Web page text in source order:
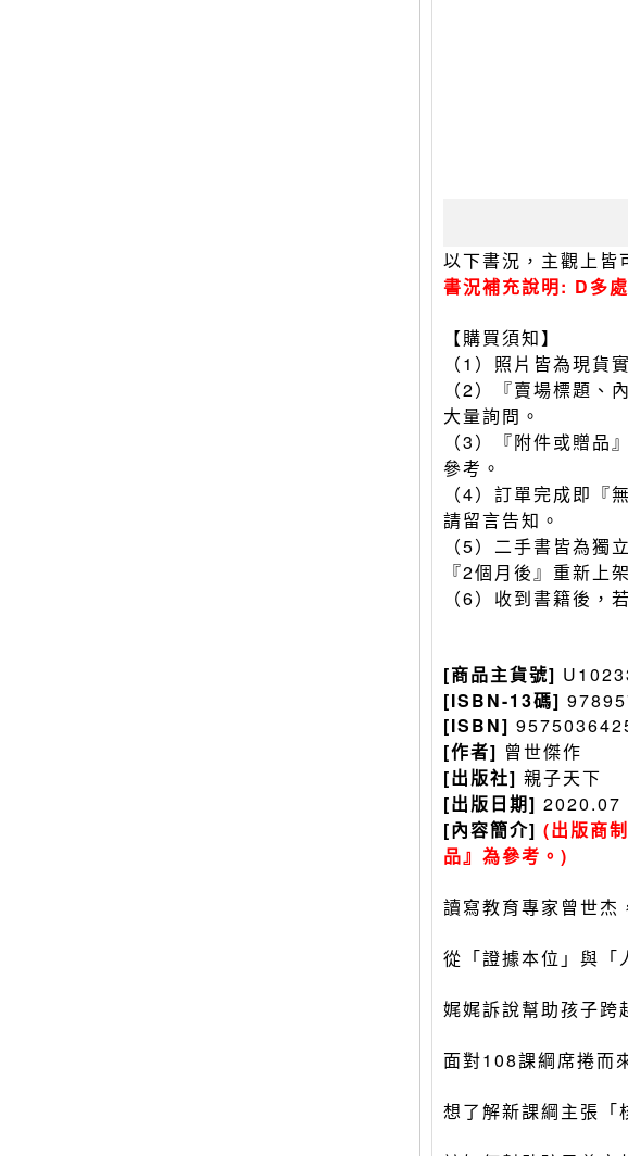
以下書況，主觀上皆
書況補充說明: D多
【購買須知】
（1）照片皆為現貨
（2）『賣場標題、
大量詢問。
（3）『附件或贈品
參考。
（4）訂單完成即『
請留言告知。
（5）二手書皆為獨
『2個月後』重新上
（6）收到書籍後，
[商品主貨號]
[ISBN-13碼]
[ISBN]
[作者] 曾世傑作
[出版社] 親子天下
[出版日期] 2020.07
[內容簡介] (出版商
品』為參考。)
讀寫教育專家曾世杰
從「證據本位」與「
娓娓訴說幫助孩子跨
面對108課綱席捲而
想了解新課綱主張「